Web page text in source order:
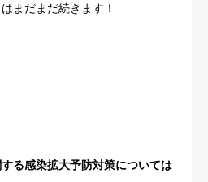
まだまだ続きます！
る感染拡大予防対策については